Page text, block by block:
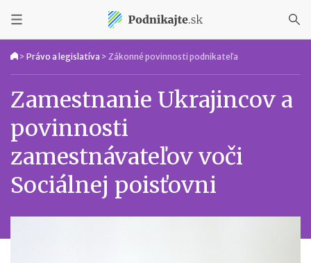
> Právo a legislatíva > Zákonné povinnosti podnikateľa
Zamestnanie Ukrajincov a
povinnosti
zamestnávateľov voči
Sociálnej poisťovni